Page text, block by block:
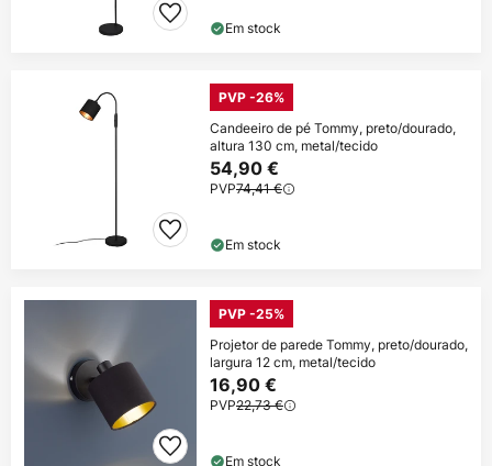
Em stock
PVP -26%
Candeeiro de pé Tommy, preto/dourado,
altura 130 cm, metal/tecido
54,90 €
PVP74,41 €
Em stock
PVP -25%
Projetor de parede Tommy, preto/dourado,
largura 12 cm, metal/tecido
16,90 €
PVP22,73 €
Em stock